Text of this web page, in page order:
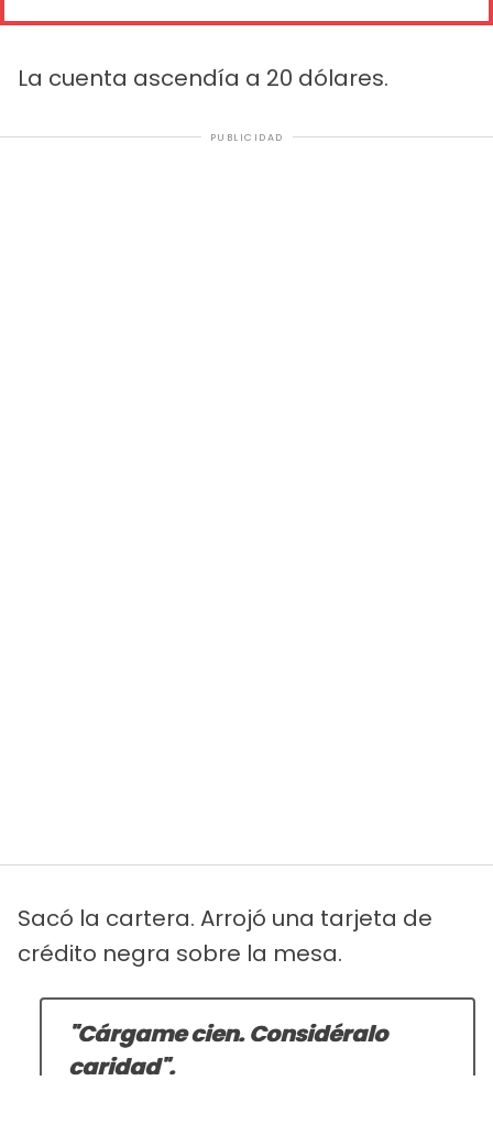
La cuenta ascendía a 20 dólares.
PUBLICIDAD
Sacó la cartera. Arrojó una tarjeta de
crédito negra sobre la mesa.
"Cárgame cien. Considéralo
caridad".